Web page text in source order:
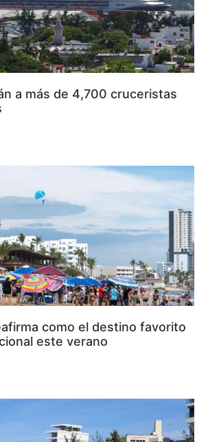
a más de 4,700 cruceristas
como el destino favorito
este verano